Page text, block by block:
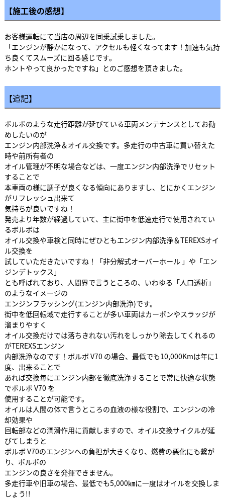
【施工後の感想】
お客様運転にて当店の周辺を同乗試乗しました。
「エンジンが静かになって、アクセルも軽くなってます！加速も気持
ち良くてスムーズに回る感じです。
ホントやって良かったですね」とのご感想を頂きました。
【追記】
ボルボのような走行距離が延びている車両メンテナンスとしてお勧
めしたいのが
エンジン内部洗浄＆オイル交換です。多走行の中古車に買い替えた
時や前所有者の
オイル管理が不明な場合などは、一度エンジン内部洗浄でリセット
することで
本車両の様に調子が良くなる傾向にありますし、とにかくエンジン
がリフレッシュ出来て
気持ちが良いですね！
発売より年数が経過していて、主に街中を低速走行で使用されてい
るボルボは
オイル交換や車検と同時にぜひともエンジン内部洗浄＆TEREXSオイ
ル交換を
試していただきたいですね！「非分解式オーバーホール 」や「エン
ジンデトックス」
とも呼ばれており、人間界で言うところの、いわゆる「人口透析」
のようなイメージの
エンジンフラッシング(エンジン内部洗浄)です。
街中を低回転域で走行することが多い車両はカーボンやスラッジが
溜まりやすく
オイル交換だけでは落ちきれない汚れをしっかり除去してくれるの
がTEREXSエンジン
内部洗浄なのです！ボルボ V70 の場合、最低でも10,000Kmは年に1
度、出来ることで
あれば交換毎にエンジン内部を徹底洗浄することで常に快適な状態
でボルボ V70 を
使用することが可能です。
オイルは人間の体で言うところの血液の様な役割で、エンジンの冷
却効果や
回転部などの潤滑作用に貢献しますので、オイル交換サイクルが延
びてしまうと
ボルボ V70のエンジンへの負担が大きくなり、燃費の悪化にも繋が
り、ボルボの
エンジンの良さを発揮できません。
多走行車や旧車の場合、最低でも5,000㎞に一度はオイルを交換しま
しょう!!